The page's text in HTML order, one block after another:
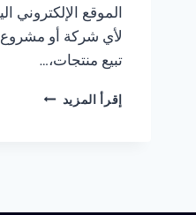
الموقع الإلكتروني
لأي شركة أو
تبيع منتجات،…
إقرأ المزيد شركة